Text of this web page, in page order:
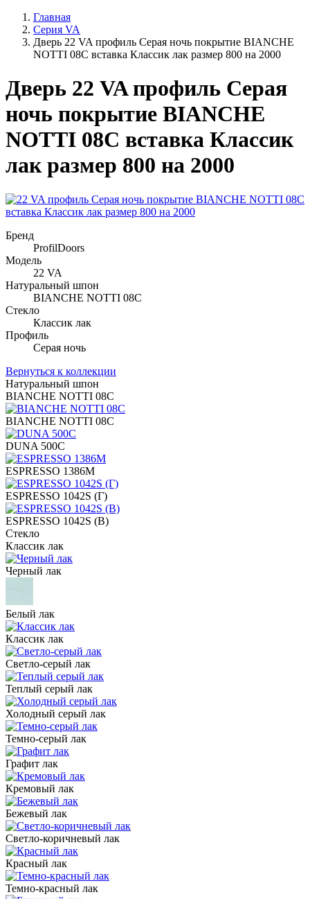
Главная
Серия VA
Дверь 22 VA профиль Серая ночь покрытие BIANCHE
NOTTI 08C вставка Классик лак размер 800 на 2000
Дверь 22 VA профиль Серая
ночь покрытие BIANCHE
NOTTI 08C вставка Классик
лак размер 800 на 2000
Бренд
ProfilDoors
Модель
22 VA
Натуральный шпон
BIANCHE NOTTI 08C
Стекло
Классик лак
Профиль
Серая ночь
Вернуться к коллекции
Натуральный шпон
BIANCHE NOTTI 08C
BIANCHE NOTTI 08C
DUNA 500C
ESPRESSO 1386M
ESPRESSO 1042S (Г)
ESPRESSO 1042S (В)
Стекло
Классик лак
Черный лак
Белый лак
Классик лак
Светло-серый лак
Теплый серый лак
Холодный серый лак
Темно-серый лак
Графит лак
Кремовый лак
Бежевый лак
Светло-коричневый лак
Красный лак
Темно-красный лак